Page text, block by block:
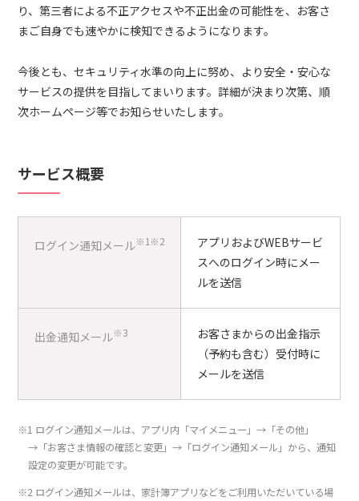
り、第三者による不正アクセスや不正出金の可能性を、お客さ
まご自身でも速やかに検知できるようになります。
今後とも、セキュリティ水準の向上に努め、より安全・安心な
サービスの提供を目指してまいります。詳細が決まり次第、順
次ホームページ等でお知らせいたします。
サービス概要
ログイン通知メール※1※2
アプリおよびWEBサービ
スへのログイン時にメー
ルを送信
出金通知メール※3
お客さまからの出金指示
（予約も含む）受付時に
メールを送信
※1 ログイン通知メールは、アプリ内「マイメニュー」→「その他」
→「お客さま情報の確認と変更」→「ログイン通知メール」から、通知
設定の変更が可能です。
※2 ログイン通知メールは、家計簿アプリなどをご利用いただいている場